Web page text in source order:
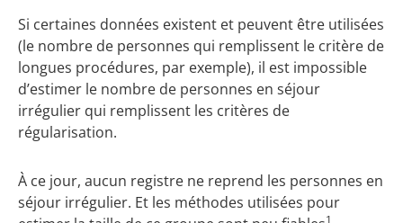
Si certaines données existent et peuvent être utilisées
(le nombre de personnes qui remplissent le critère de
longues procédures, par exemple), il est impossible
d’estimer le nombre de personnes en séjour
irrégulier qui remplissent les critères de
régularisation.
À ce jour, aucun registre ne reprend les personnes en
séjour irrégulier. Et les méthodes utilisées pour